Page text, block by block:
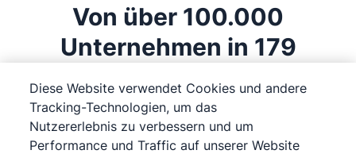
für jeden Anwendungsfall geeignet sind. Jedes dieser
Pakete ist vollgepackt mit wertvollen Funktionen und
optionalen Add-Ons.
Eine Freelance CRM Software macht das Marketing,
den Vertrieb und die Kundenbetreuung einfacher. Sie
hilft Ihnen, neue Kunden zu erreichen, auf
prognostizieren und die Meilensteine zu verfolgen, die
den Geschäftserfolg vorantreiben.
Von über 100.000
Unternehmen in 179
Ländern verwendet
Straightforward, schick, einfach zu
Diese Website verwendet Cookies und andere
Tracking-Technologien, um das
Nutzererlebnis zu verbessern und um
Performance und Traffic auf unserer Website